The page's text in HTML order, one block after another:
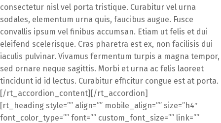
consectetur nisl vel porta tristique. Curabitur vel urna
sodales, elementum urna quis, faucibus augue. Fusce
convallis ipsum vel finibus accumsan. Etiam ut felis et dui
eleifend scelerisque. Cras pharetra est ex, non facilisis dui
iaculis pulvinar. Vivamus fermentum turpis a magna tempor,
sed ornare neque sagittis. Morbi et urna ac felis laoreet
tincidunt id id lectus. Curabitur efficitur congue est at porta.
[/rt_accordion_content][/rt_accordion]
[rt_heading style=”” align=”” mobile_align=”” size=”h4″
font_color_type=”” font=”” custom_font_size=”” link=””